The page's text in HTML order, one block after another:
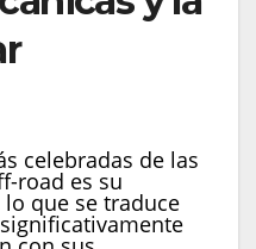
celebradas de las
road es su
que se traduce